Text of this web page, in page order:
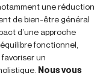
une réduction
de bien-être général
d’une approche
fonctionnel,
un
Nous vous